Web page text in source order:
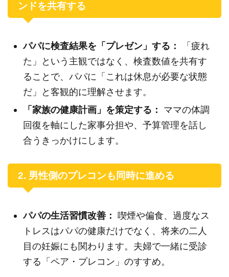
ンドを共有する
パパに検査結果を「プレゼン」する：
「疲れ
た」という主観ではなく、検査数値を共有す
ることで、パパに「これは休息が必要な状態
だ」と客観的に理解させます。
「家族の健康計画」を策定する：
ママの体調
回復を軸にした家事分担や、予算管理を話し
合うきっかけにします。
2. 男性側のプレコンも同時に進める
パパの生活習慣改善： 喫煙や偏食、過度なス
トレスはパパの健康だけでなく、将来の二人
目の妊娠にも関わります。夫婦で一緒に受診
する「ペア・プレコン」のすすめ。